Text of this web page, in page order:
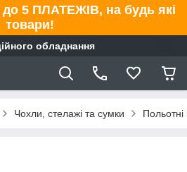
5 ПЛАТЕЖІВ, на будь які
товари!
обладнання
Чохли, стелажі та сумки Польотні